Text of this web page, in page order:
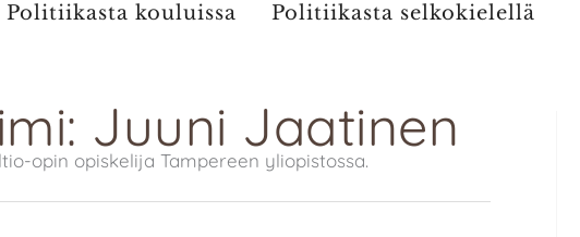
Politiikasta kouluissa Politiikasta selkokielellä
Juuni Jaatinen
opin opiskelija Tampereen yliopistossa.